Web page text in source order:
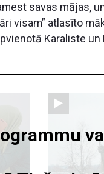
savas mājas,
visam” atlasīto
Karaliste un